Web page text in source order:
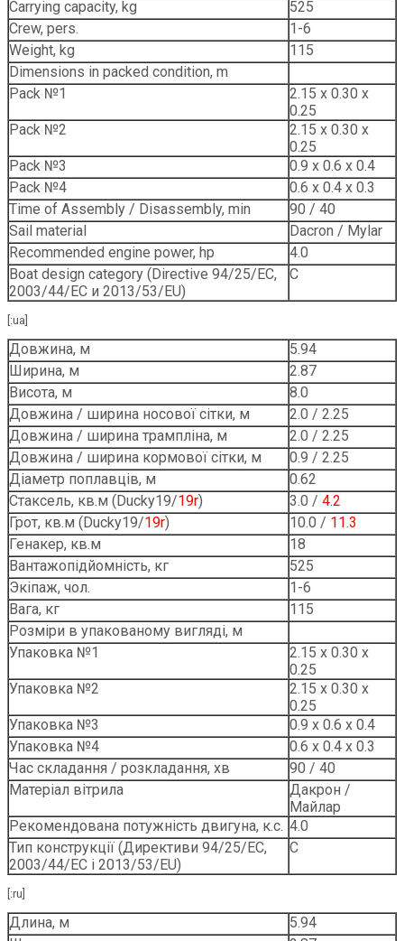
Carrying capacity, kg
525
Crew, pers.
1-6
Weight, kg
115
Dimensions in packed condition, m
Pack №1
2.15 х 0.30 х
0.25
Pack №2
2.15 х 0.30 х
0.25
Pack №3
0.9 х 0.6 х 0.4
Pack №4
0.6 х 0.4 х 0.3
Time of Assembly / Disassembly, min
90 / 40
Sail material
Dacron / Mylar
Recommended engine power, hp
4.0
Boat design category (Directive 94/25/EC,
2003/44/EC и 2013/53/EU)
С
[:ua]
Довжина, м
5.94
Ширина, м
2.87
Висота, м
8.0
Довжина / ширина носової сітки, м
2.0 / 2.25
Довжина / ширина трампліна, м
2.0 / 2.25
Довжина / ширина кормової сітки, м
0.9 / 2.25
Діаметр поплавців, м
0.62
Стаксель, кв.м (Ducky19/19r) 3.0 / 4.2
Грот, кв.м (Ducky19/19r) 10.0 / 11.3
Генакер, кв.м
18
Вантажопідйомність, кг
525
Экіпаж, чол.
1-6
Вага, кг
115
Розміри в упакованому вигляді, м
Упаковка №1
2.15 х 0.30 х
0.25
Упаковка №2
2.15 х 0.30 х
0.25
Упаковка №3
0.9 х 0.6 х 0.4
Упаковка №4
0.6 х 0.4 х 0.3
Час складання / розкладання, хв
90 / 40
Матеріал вітрила
Дакрон /
Майлар
Рекомендована потужність двигуна, к.с. 4.0
Тип конструкції (Директиви 94/25/EC,
2003/44/EC і 2013/53/EU)
С
[:ru]
Длина, м
5.94